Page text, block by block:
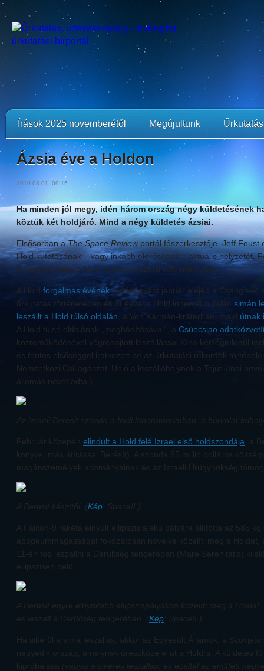
Írások 2025 novemberétől Megújultunk
Ázsia éve a Holdon
2019.03.01. 09:15
Ha minden jól megy, idén három ország négy küldetésének
köztük két holdjáró. Mind a négy küldetés ázsiai.
Elsősorban aThe Space Reviewportál főszerkesztője, Jeff Foust
Hold kutatásának – vagy inkább elérésének – aktuális helyzetét.
leszögezi, hogy a Hold ismét népszerű célponttá válik.
A Hold forgalmas événeknyitányaként január elején a Csang’e–4
űrkutatás történetében és öt évvel a Hold innenső oldalán simán
leszállt a Hold túlsó oldalán , a Von Kármán-kráterben, majd útnak
A Hold túlsó oldalának „meghódításával”, a Csüecsiao
közreműködésével végrehajtott leszállással Kína kétségtelenül
és fontos elsőséggel iratkozott be az űrkutatási rekordok
Nemzetközi Csillagászati Unió a leszállóhelynek a Tejút kínai
állomás nevet adta.)
Az izraeli Beresit szonda a földi laboratóriumban, a burkolat
Február közepén elindult a Hold felé Izrael első holdszondája , a
könyve, más átírással Berésít). A szonda 95 millió dolláros
magánszemélyek adományainak és az Izraeli Űrügynökség
A Beresit készítői. (Kép: SpaceIL)
A Falcon-9 rakéta elnyúlt ellipszis alakú pályára állította az 585
apogeummagasságát fokozatosan növelve közelíti meg a Holdat,
11-én fog leszállni a Derültség tengerében (Mare Serenitatis)
ellipszisen belül.
A Beresit egyre elnyúltabb ellipszispályákon közelíti meg a
és leszáll a Derültség tengerében. (Kép: SpaceIL)
Ha sikerül a sima leszállás, akkor az Egyesült Államok, a
negyedik ország, amelynek űreszköze eljut a Holdra. A küldetés
kipróbálása (vagyis a sikeres leszállás, és ezáltal az említett